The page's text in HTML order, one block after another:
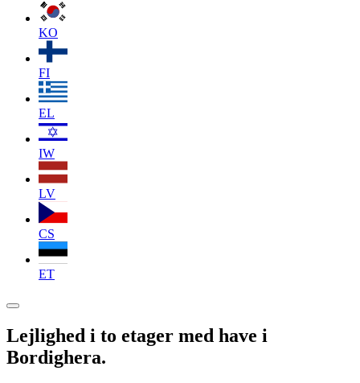
KO
FI
EL
IW
LV
CS
ET
Lejlighed i to etager med have i
Bordighera.